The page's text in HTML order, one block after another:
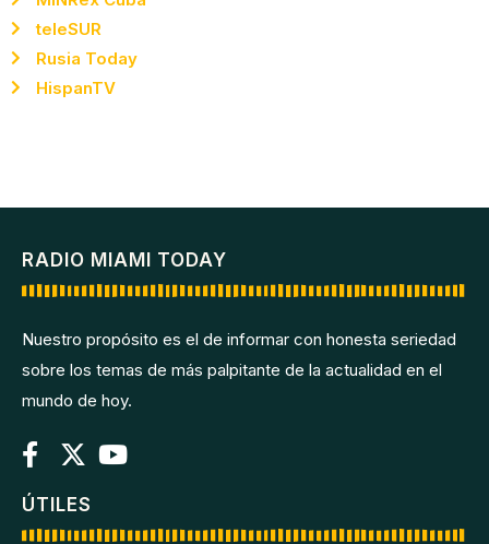
teleSUR
Rusia Today
HispanTV
RADIO MIAMI TODAY
Nuestro propósito es el de informar con honesta seriedad
sobre los temas de más palpitante de la actualidad en el
mundo de hoy.
ÚTILES